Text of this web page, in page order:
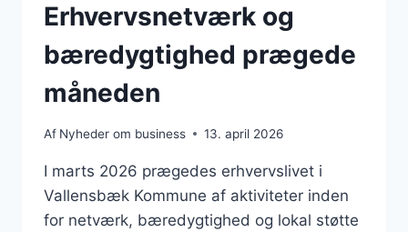
Erhvervsnetværk og
bæredygtighed prægede
måneden
Af Nyheder om business 13. april 2026
I marts 2026 prægedes erhvervslivet i
Vallensbæk Kommune af aktiviteter inden
for netværk, bæredygtighed og lokal støtte